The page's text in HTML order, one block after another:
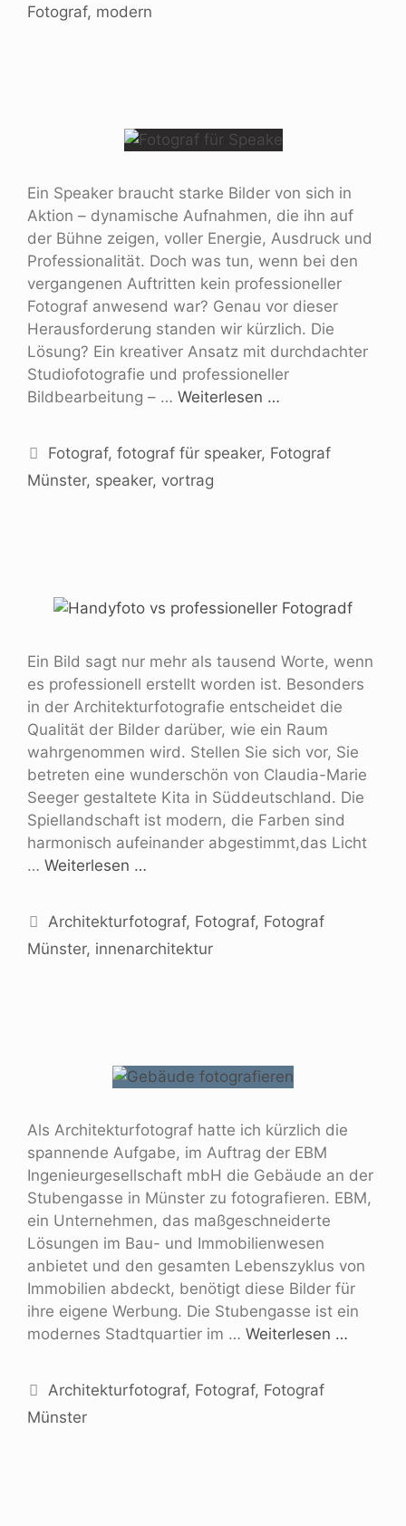
Fotograf, modern
Ein Speaker braucht starke Bilder von sich in
Aktion – dynamische Aufnahmen, die ihn auf
der Bühne zeigen, voller Energie, Ausdruck und
Professionalität. Doch was tun, wenn bei den
vergangenen Auftritten kein professioneller
Fotograf anwesend war? Genau vor dieser
Herausforderung standen wir kürzlich. Die
Lösung? Ein kreativer Ansatz mit durchdachter
Studiofotografie und professioneller
Bildbearbeitung – … Weiterlesen …
Fotograf,fotograf für speaker, Fotograf
Münster, speaker, vortrag
Ein Bild sagt nur mehr als tausend Worte, wenn
es professionell erstellt worden ist. Besonders
in der Architekturfotografie entscheidet die
Qualität der Bilder darüber, wie ein Raum
wahrgenommen wird. Stellen Sie sich vor, Sie
betreten eine wunderschön von Claudia-Marie
Seeger gestaltete Kita in Süddeutschland. Die
Spiellandschaft ist modern, die Farben sind
harmonisch aufeinander abgestimmt,das Licht
… Weiterlesen …
Architekturfotograf, Fotograf, Fotograf
Münster, innenarchitektur
Als Architekturfotograf hatte ich kürzlich die
spannende Aufgabe, im Auftrag der EBM
Ingenieurgesellschaft mbH die Gebäude an der
Stubengasse in Münster zu fotografieren. EBM,
ein Unternehmen, das maßgeschneiderte
Lösungen im Bau- und Immobilienwesen
anbietet und den gesamten Lebenszyklus von
Immobilien abdeckt, benötigt diese Bilder für
ihre eigene Werbung. Die Stubengasse ist ein
modernes Stadtquartier im … Weiterlesen …
Architekturfotograf, Fotograf, Fotograf
Münster